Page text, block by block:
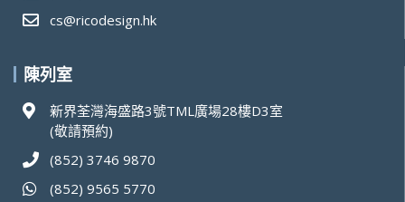
cs@ricodesign.hk
陳列室
新界荃灣海盛路3號TML廣場28樓D3室
(敬請預約)
(852) 3746 9870
(852) 9565 5770